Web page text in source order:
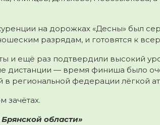
на дорожках «Десны» был
разрядам, и готовятся к
и ещё раз подтвердили высокий
дистанции — время финиша было
региональной федерации лёгкой
зачётах.
области»